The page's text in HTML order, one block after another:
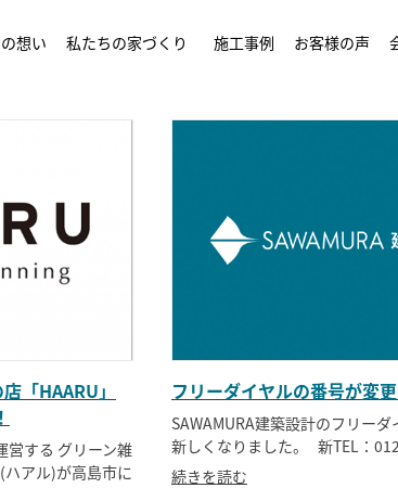
想い 私たちの家づくり 施工事例 お客様の声
「HAARU」
営する グリーン雑
アル)が高島市に
フリーダイヤルの番号が変
SAWAMURA建築設計のフリー
新しくなりました。 新TEL：
続きを読む